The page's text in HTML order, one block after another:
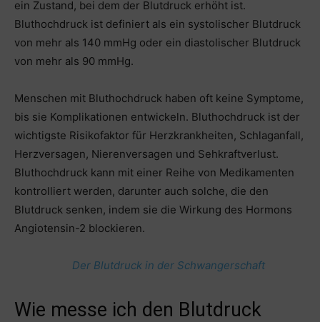
ein Zustand, bei dem der Blutdruck erhöht ist.
Bluthochdruck ist definiert als ein systolischer Blutdruck
von mehr als 140 mmHg oder ein diastolischer Blutdruck
von mehr als 90 mmHg.
Menschen mit Bluthochdruck haben oft keine Symptome,
bis sie Komplikationen entwickeln. Bluthochdruck ist der
wichtigste Risikofaktor für Herzkrankheiten, Schlaganfall,
Herzversagen, Nierenversagen und Sehkraftverlust.
Bluthochdruck kann mit einer Reihe von Medikamenten
kontrolliert werden, darunter auch solche, die den
Blutdruck senken, indem sie die Wirkung des Hormons
Angiotensin-2 blockieren.
Der Blutdruck in der Schwangerschaft
Wie messe ich den Blutdruck